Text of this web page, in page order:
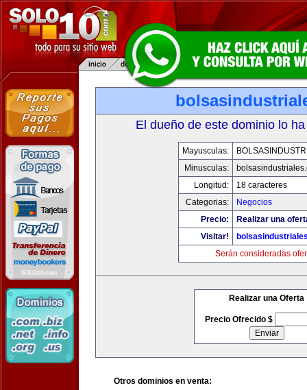
El dueño de este dominio lo
Mayusculas:
Minusculas:
Longitud:
18 caracteres
Categorias:
Negocios
Precio:
Realizar una
Visitar!
Serán consideradas
Realizar una Oferta
Precio Ofrecido $
Otros dominios en venta: